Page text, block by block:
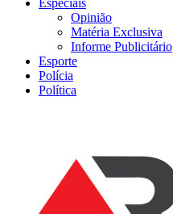
Opinião
Matéria Exclusiva
Informe Publicitário
Esporte
Polícia
Política